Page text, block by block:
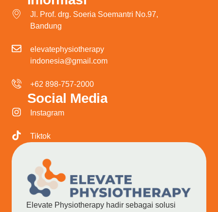
Jl. Prof. drg. Soeria Soemantri No.97,
Bandung
elevatephysiotherapy
indonesia@gmail.com
+62 898-757-2000
Social Media
Instagram
Tiktok
Elevate Physiotherapy hadir sebagai solusi